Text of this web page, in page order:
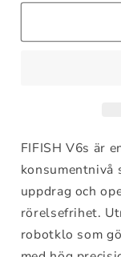
FIFISH V6s är
konsumentnivå
uppdrag och
rörelsefrihet.
robotklo som